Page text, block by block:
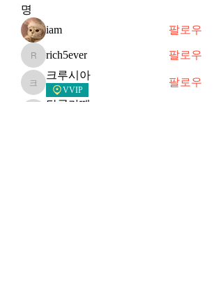
명
iam 팔로우
rich5ever
rich5ever 팔로우
크루시아
크루시아
VVIP
팔로우
달콤라떼